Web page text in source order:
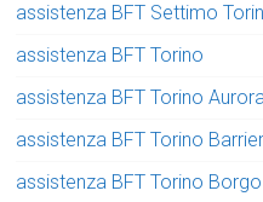
assistenza BFT Settimo
assistenza BFT Torino
assistenza BFT Torino
assistenza BFT Torino
assistenza BFT Torino